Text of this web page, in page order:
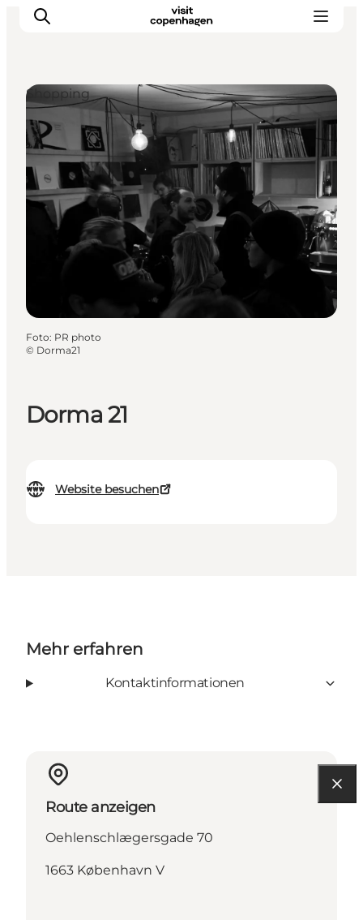
Aktivitäten
Essen und Trinken
Planen
Dorma 21
Website besuchen
Shopping
Foto: PR photo
© Dorma21
Mehr erfahren
Kontaktinformationen
Route anzeigen
Oehlenschlægersgade 70
1663 København V